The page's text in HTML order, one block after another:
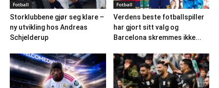
Fotball
Storklubbene gjør seg klare –
ny utvikling hos Andreas
Schjelderup
Fotball
Verdens beste fotballspiller
har gjort sitt valg og
Barcelona skremmes ikke...